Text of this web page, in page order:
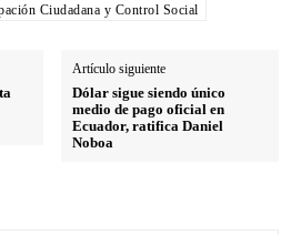
Ciudadana y Control Social
Artículo siguiente
Dólar sigue siendo único
medio de pago oficial en
Ecuador, ratifica Daniel
Noboa